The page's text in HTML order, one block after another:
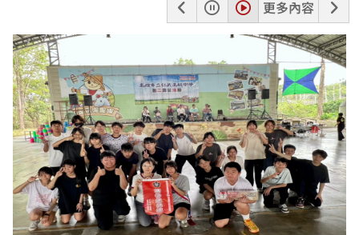
張
暫
停
播
放
更多內容
下
一
張